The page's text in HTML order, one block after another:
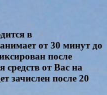
в
от 30 минут до
после
средств от Вас на
зачислен после 20